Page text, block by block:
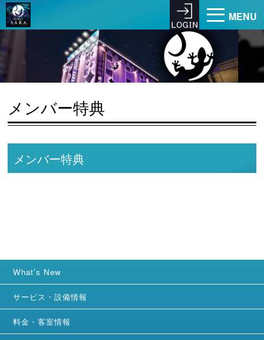
MENU
メンバー特典
メンバー特典
What's New
サービス・設備情報
料金・客室情報